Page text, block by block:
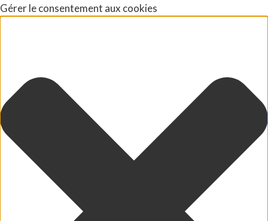
Gérer le consentement aux cookies